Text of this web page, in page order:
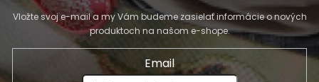
Vložte svoj e-mail a my Vám budeme zasielať informácie o nových
produktoch na našom e-shope.
Email